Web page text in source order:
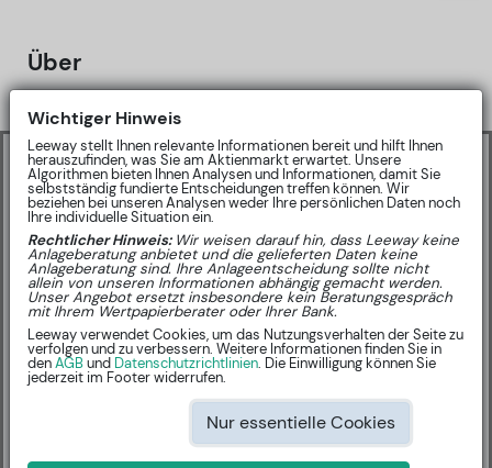
Über
🤝Partner Inhalt
Sharewise Community-Ratings
KURSZIEL: NA EUR na %
BUY: 0 SELL: 0
Wichtiger Hinweis
Leeway stellt Ihnen relevante Informationen bereit und hilft Ihnen
herauszufinden, was Sie am Aktienmarkt erwartet. Unsere
Algorithmen bieten Ihnen Analysen und Informationen, damit Sie
selbstständig fundierte Entscheidungen treffen können. Wir
beziehen bei unseren Analysen weder Ihre persönlichen Daten noch
Ihre individuelle Situation ein.
Rechtlicher Hinweis: Wir weisen darauf hin, dass Leeway keine
Anlageberatung anbietet und die gelieferten Daten keine
Anlageberatung sind. Ihre Anlageentscheidung sollte nicht
allein von unseren Informationen abhängig gemacht werden.
Unser Angebot ersetzt insbesondere kein Beratungsgespräch
mit Ihrem Wertpapierberater oder Ihrer Bank.
Leeway verwendet Cookies, um das Nutzungsverhalten der Seite zu
verfolgen und zu verbessern. Weitere Informationen finden Sie in
denAGBund Datenschutzrichtlinien. Die Einwilligung können Sie
jederzeit im Footer widerrufen.
Nur essentielle Cookies